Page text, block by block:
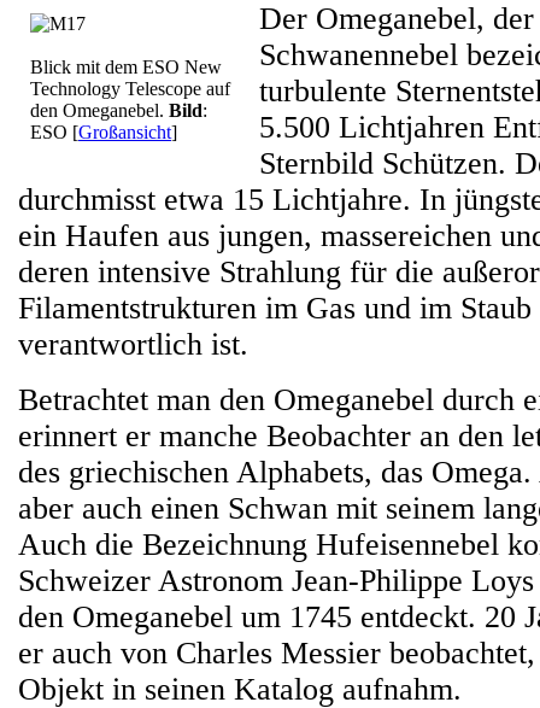
Blick mit dem ESO New
Technology Telescope auf
den Omeganebel. Bild:
ESO [Großansicht]
Der Omeganebel,
Schwanennebel
turbulente
5.500 Lichtjahren
Sternbild Schützen.
durchmisst etwa 15 Lichtjahre. In
ein Haufen aus jungen, massereichen
deren intensive Strahlung für die
Filamentstrukturen im Gas und im Staub
verantwortlich ist.
Betrachtet man den Omeganebel durch
erinnert er manche Beobachter an den
des griechischen Alphabets, das
aber auch einen Schwan mit seinem
Auch die Bezeichnung Hufeisennebel
Schweizer Astronom Jean-Philippe Loys
den Omeganebel um 1745 entdeckt. 20
er auch von Charles Messier
Objekt in seinen Katalog aufnahm.